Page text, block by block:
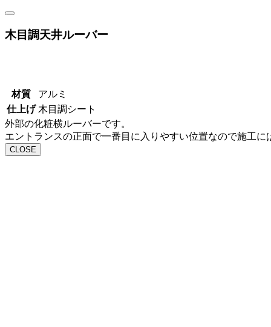
木目調天井ルーバー
材質
アルミ
仕上げ 木目調シート
外部の化粧横ルーバーです。
エントランスの正面で一番目に入りやすい位置なので施工に
CLOSE